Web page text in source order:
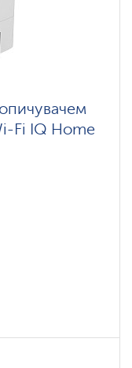
Fi IQ Home